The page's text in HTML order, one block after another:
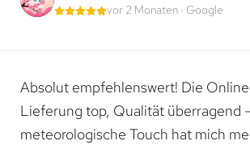
vor 2 Monaten · Google
Absolut empfehlenswert! Die
Lieferung top, Qualität überragend
meteorologische Touch hat mich